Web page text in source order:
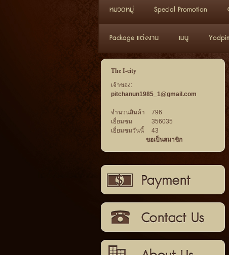
หมวดหมู่ Special Promotion
Package แต่งงาน เมนู
The I-city
เจ้าของ:
pitchanun1985_1@gmail.com
จำนวนสินค้า
796
เยี่ยมชม
356035
เยี่ยมชมวันนี้
43
ขอเป็นสมาชิก